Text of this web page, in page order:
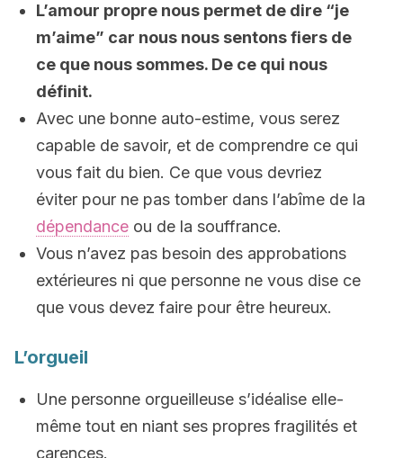
L’amour propre nous permet de dire “je
m’aime” car nous nous sentons fiers de
ce que nous sommes. De ce qui nous
définit.
Avec une bonne auto-estime, vous serez
capable de savoir, et de comprendre ce qui
vous fait du bien. Ce que vous devriez
éviter pour ne pas tomber dans l’abîme de la
dépendance ou de la souffrance.
Vous n’avez pas besoin des approbations
extérieures ni que personne ne vous dise ce
que vous devez faire pour être heureux.
L’orgueil
Une personne orgueilleuse s’idéalise elle-
même tout en niant ses propres fragilités et
carences.